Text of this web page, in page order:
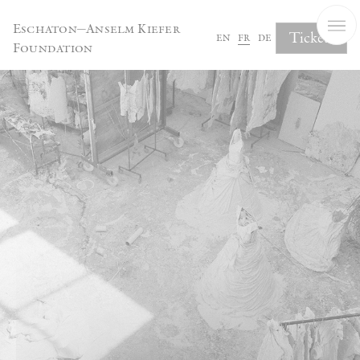
Eschaton—Anselm Kiefer
Foundation
en fr de Tickets